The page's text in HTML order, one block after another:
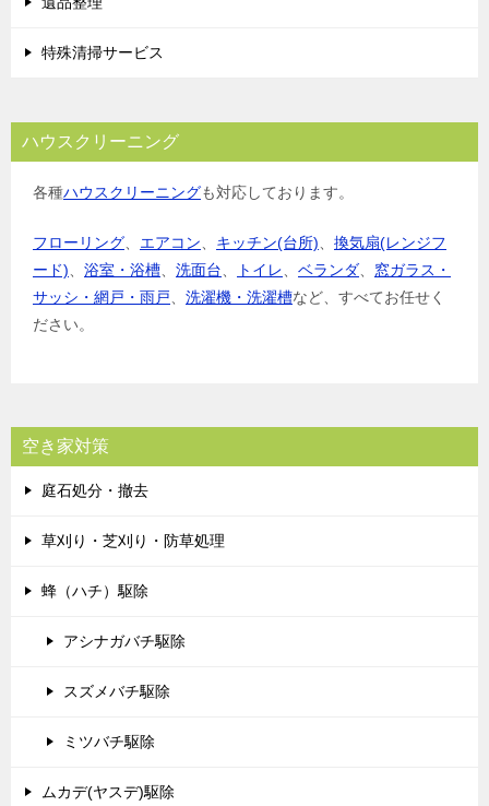
特殊清掃サービス
ハウスクリーニング
各種ハウスクリーニングも対応しております。
フローリング、 エアコン、 キッチン(台所)、 換気扇(レンジフ
ード)、 浴室・浴槽、 洗面台、 トイレ、 ベランダ、 窓ガラス・
サッシ・網戸・雨戸、 洗濯機・洗濯槽など、すべてお任せく
ださい。
空き家対策
庭石処分・撤去
草刈り・芝刈り・防草処理
蜂（ハチ）駆除
アシナガバチ駆除
スズメバチ駆除
ミツバチ駆除
ムカデ(ヤスデ)駆除